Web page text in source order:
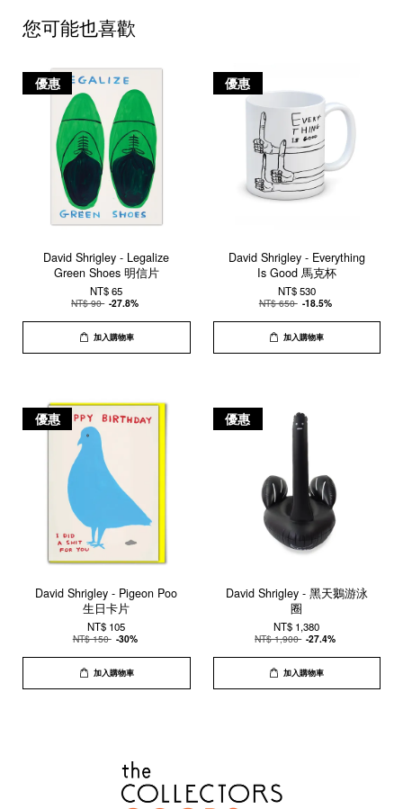
您可能也喜歡
優惠
David Shrigley - Legalize
Green Shoes 明信片
NT$ 65
NT$ 90 -27.8%
加入購物車
優惠
David Shrigley - Everything
Is Good 馬克杯
NT$ 530
NT$ 650 -18.5%
加入購物車
優惠
David Shrigley - Pigeon Poo
生日卡片
NT$ 105
NT$ 150 -30%
加入購物車
優惠
David Shrigley - 黑天鵝游泳
圈
NT$ 1,380
NT$ 1,900 -27.4%
加入購物車